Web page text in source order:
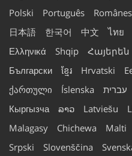
Polski
Português
日本語
한국어 中文 ไทย
Ελληνικά
Shqip Հայերեն
Български
ខ្មែរ Hrvatski
ქართული
Íslenska עברית
Кыргызча
ລາວ Latviešu
Malagasy
Chichewa Malti
Srpski
Slovenščina